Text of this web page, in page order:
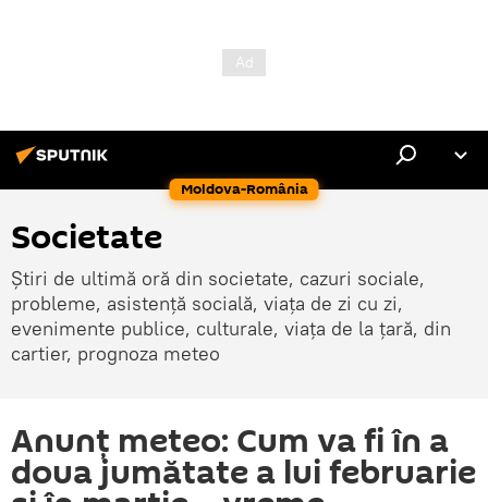
Moldova-România
Societate
Știri de ultimă oră din societate, cazuri sociale,
probleme, asistență socială, viața de zi cu zi,
evenimente publice, culturale, viața de la țară, din
cartier, prognoza meteo
Anunţ meteo: Cum va fi în a
doua jumătate a lui februarie